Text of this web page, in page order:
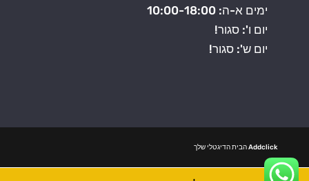
ימים א-ה: 10:00-18:00
יום ו': סגור!
יום ש': סגור!
Addclick הבית הדיגטלי שלך